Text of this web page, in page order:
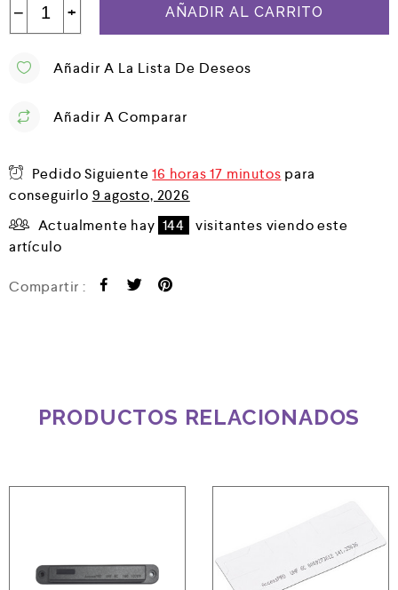
− + AÑADIR AL CARRITO
Añadir A La Lista De Deseos
Añadir A Comparar
Pedido Siguiente16 horas 17 minutos para
conseguirlo 9 agosto, 2026
Actualmente hay 144
visitantes viendo este
artículo
Compartir :
PRODUCTOS RELACIONADOS